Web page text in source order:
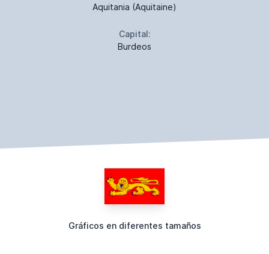
Aquitania (Aquitaine)
Capital:
Burdeos
Gráficos en diferentes tamaños